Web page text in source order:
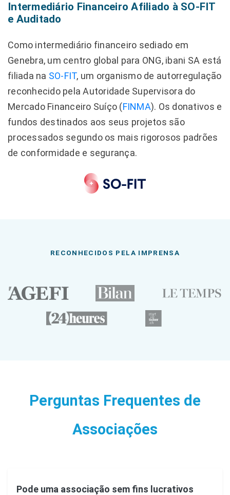
Intermediário Financeiro Afiliado à SO-FIT
e Auditado
Como intermediário financeiro sediado em
Genebra, um centro global para ONG, ibani SA está
filiada na SO-FIT, um organismo de autorregulação
reconhecido pela Autoridade Supervisora do
Mercado Financeiro Suíço (FINMA). Os donativos e
fundos destinados aos seus projetos são
processados segundo os mais rigorosos padrões
de conformidade e segurança.
RECONHECIDOS PELA IMPRENSA
Perguntas Frequentes de
Associações
Pode uma associação sem fins lucrativos